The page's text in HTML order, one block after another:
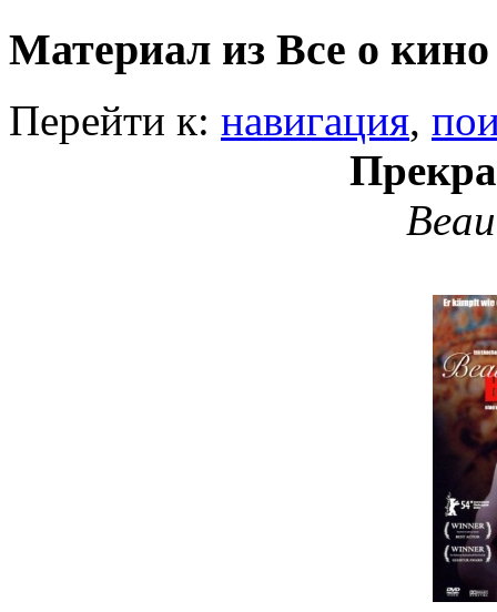
Материал из Все о кино
Перейти к: навигация,